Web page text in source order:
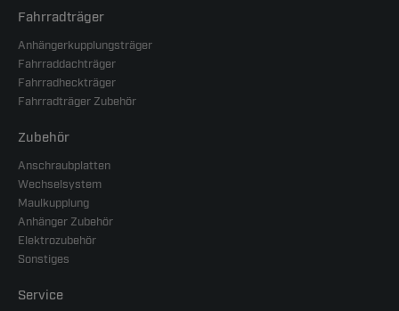
Fahrradträger
Anhängerkupplungsträger
Fahrraddachträger
Fahrradheckträger
Fahrradträger Zubehör
Zubehör
Anschraubplatten
Wechselsystem
Maulkupplung
Anhänger Zubehör
Elektrozubehör
Sonstiges
Service